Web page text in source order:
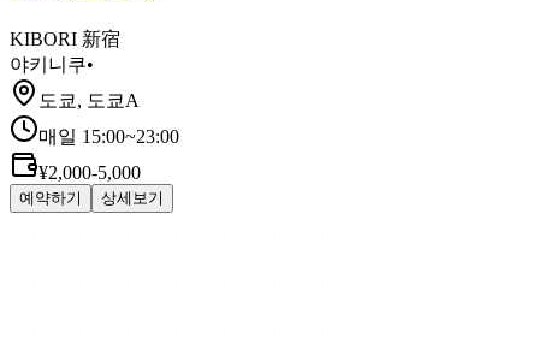
KIBORI 新宿
야키니쿠•
도쿄, 도쿄A
매일 15:00~23:00
¥2,000-5,000
예약하기 상세보기